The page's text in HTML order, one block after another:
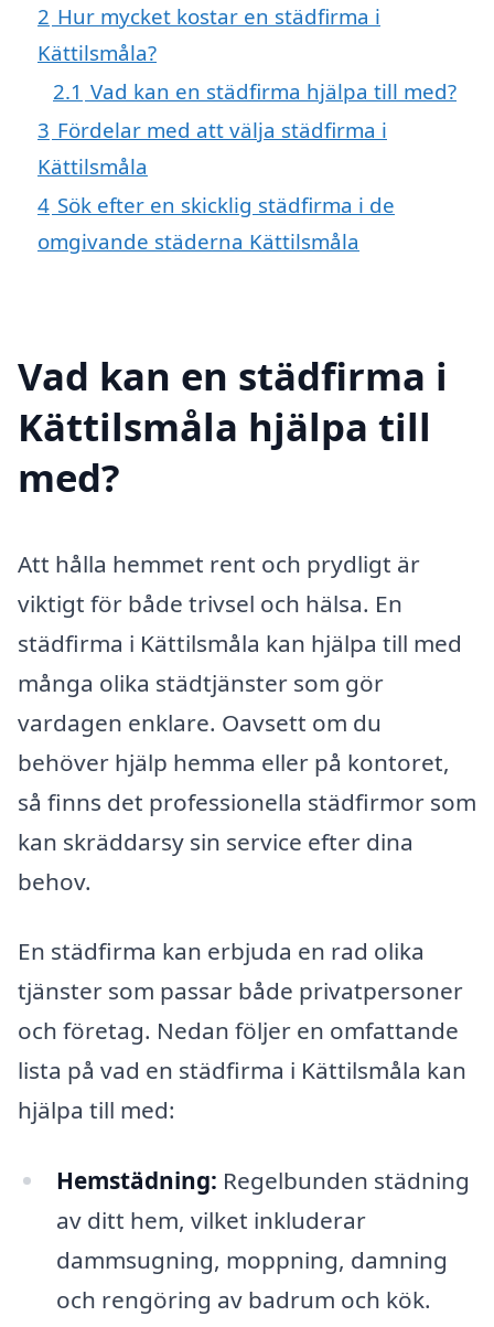
2 Hur mycket kostar en städfirma i
Kättilsmåla?
2.1 Vad kan en städfirma hjälpa till med?
3 Fördelar med att välja städfirma i
Kättilsmåla
4 Sök efter en skicklig städfirma i de
omgivande städerna Kättilsmåla
Vad kan en städfirma i
Kättilsmåla hjälpa till
med?
Att hålla hemmet rent och prydligt är
viktigt för både trivsel och hälsa. En
städfirma i Kättilsmåla kan hjälpa till med
många olika städtjänster som gör
vardagen enklare. Oavsett om du
behöver hjälp hemma eller på kontoret,
så finns det professionella städfirmor som
kan skräddarsy sin service efter dina
behov.
En städfirma kan erbjuda en rad olika
tjänster som passar både privatpersoner
och företag. Nedan följer en omfattande
lista på vad en städfirma i Kättilsmåla kan
hjälpa till med:
Hemstädning: Regelbunden städning
av ditt hem, vilket inkluderar
dammsugning, moppning, damning
och rengöring av badrum och kök.